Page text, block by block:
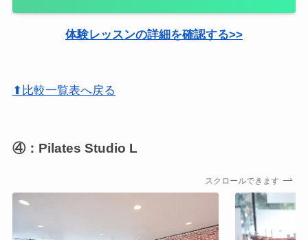
体験レッスンの詳細を確認する>>
⬆比較一覧表へ戻る
④：Pilates Studio L
スクロールできます